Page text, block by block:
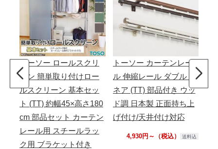
トーソー ロールスクリ
ーン 簡単取り付けロー
ルスクリーン 基本セッ
ト (TT) 約幅45×高さ180
cm 部品セット カーテン
レール用 スチールラッ
ク用 ブラケット付き
トーソー カーテンレー
ル 伸縮レール ダブル リ
ネア (TT) 部品付き ウッ
ド調 日本製 正面持ち上
げ付け/天井付け対応
4,930円～（税込） 送料込
ネ